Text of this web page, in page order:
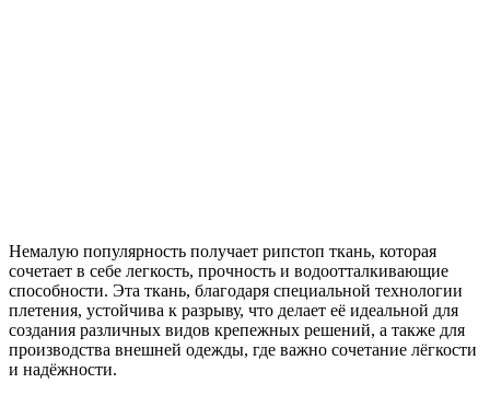
Немалую популярность получает рипстоп ткань, которая
сочетает в себе легкость, прочность и водоотталкивающие
способности. Эта ткань, благодаря специальной технологии
плетения, устойчива к разрыву, что делает её идеальной для
создания различных видов крепежных решений, а также для
производства внешней одежды, где важно сочетание лёгкости
и надёжности.